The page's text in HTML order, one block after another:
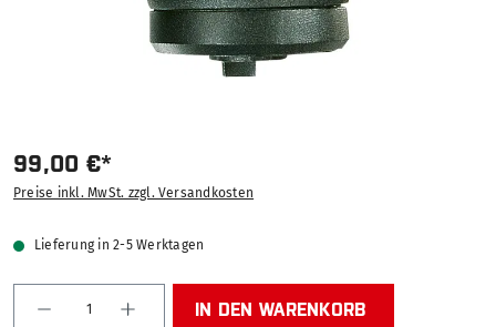
99,00 €*
Preise inkl. MwSt. zzgl. Versandkosten
Lieferung in 2-5 Werktagen
Produkt Anzahl: Gib den gewünschten Wert ein
IN DEN WARENKORB